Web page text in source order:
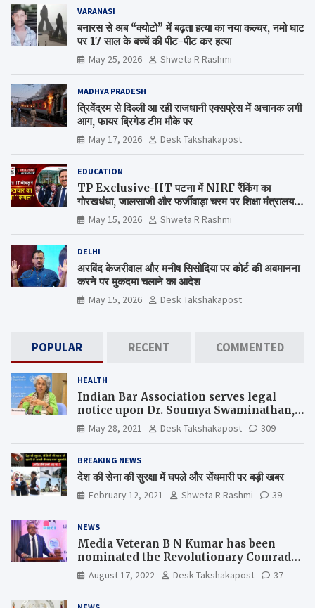
VARANASI
बनारस से अब “क्योटो” में बढ़ता हत्या का नया कल्चर, नमो घाट
पर 17 साल के बच्चें की पीट-पीट कर हत्या
May 25, 2026 Shweta R Rashmi
MADHYA PRADESH
त्रिवेंद्रम से दिल्ली आ रही राजधानी एक्सप्रेस में अचानक लगी
आग, फायर ब्रिगेड टीम मौके पर
May 17, 2026 Desk Takshakapost
EDUCATION
TP Exclusive-IIT पटना में NIRF रैंकिंग का
गोरखधंधा, जालसाजी और फर्जीवाड़ा चरम पर शिक्षा मंत्रालय
कब जागेगा ?
May 15, 2026 Shweta R Rashmi
DELHI
अरविंद केजरीवाल और मनीष सिसोदिया पर कोर्ट की अवमानना
करने पर मुकदमा चलाने का आदेश
May 15, 2026 Desk Takshakapost
POPULAR RECENT COMMENTED
HEALTH
Indian Bar Association serves legal
notice upon Dr. Soumya Swaminathan,
the Chief Scientist, WHO
May 28, 2021 Desk Takshakapost 309
BREAKING NEWS
देश की सेना की सुरक्षा में घपले और सेंधमारी पर बड़ी खबर
February 12, 2021 Shweta R Rashmi 39
NEWS
Media Veteran B N Kumar has been
nominated the Revolutionary Comrade
Shiv Varma Media Award 2022-23
August 17, 2022 Desk Takshakapost 37